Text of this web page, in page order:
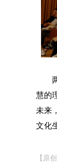
慧的
未来
文化
【原